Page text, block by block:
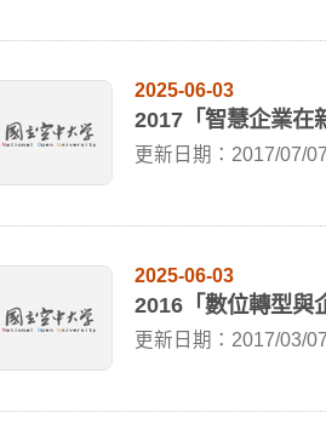
2025-06-03
2017「智慧企業在
更新日期：2017/07/
2025-06-03
2016「數位轉型與
更新日期：2017/03/